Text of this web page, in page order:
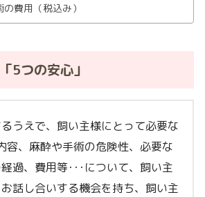
費用（税込み）
5つの安心」
うえで、飼い主様にとって必要な
容、麻酔や手術の危険性、必要な
過、費用等･･･について、飼い主
話し合いする機会を持ち、飼い主